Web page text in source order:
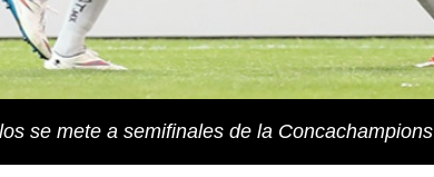
se mete a semifinales de la Concachampions